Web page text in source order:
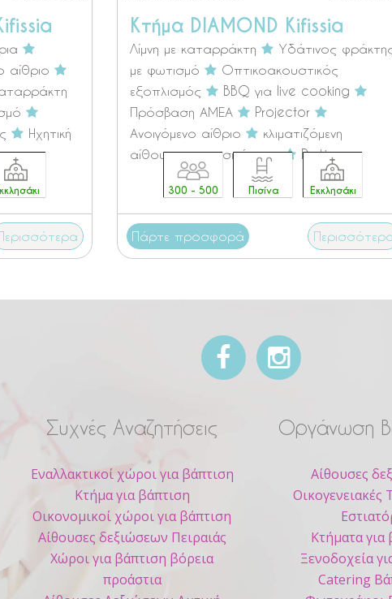
αίθριο
Ηχητική
Κτήμα DIAMOND Kifissia
Λίμνη με καταρράκτη
Υδάτινος
με φωτισμό
Οπτικοακουστικός
εξοπλισμός
BBQ για live cooking
Πρόσβαση ΑΜΕΑ
Projector
Ανοιγόμενο αίθριο
κλιματιζόμενη
αίθουσα με φυσικό φως
Parking
300 - 500 Πισίνα Εκκλησάκι
Πάρτε προσφορά
Συχνές Αναζητήσεις
Εναλλακτικοί χώροι για βάπτιση
Κτήμα για βάπτιση
Οικονομικοί χώροι για βάπτιση
Αίθουσες δεξιώσεων Πειραιάς
Χώροι για βάπτιση βόρεια
προάστια
Οργάνωση
Αίθουσες
Οικογενειακές
Κτήματα για
Ξενοδοχεία
Catering